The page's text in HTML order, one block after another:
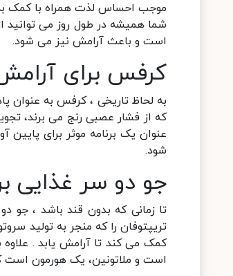
موجب احساس لذت همراه با کمک
شما همیشه در طول روز می توانید
است و باعث آرامش نیز می شود.
کرفس برای
به لحاظ تاریخی ، کرفس به عنوان
که از فشار عصبی رنج می برند،
عنوان یک برنامه موثر برای
شود.
جو دو سر غذایی
تا زمانی که بدون قند باشد ، جو
تریپتوفان را که منجر به تولید
است و ملاتونین، یک هورمون